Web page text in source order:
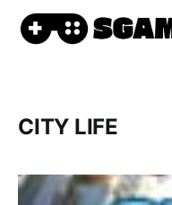
CITY LIFE